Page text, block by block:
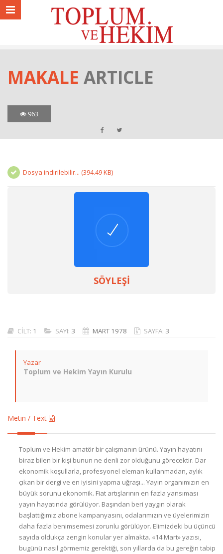
MAKALE ARTICLE
963
Dosya indirilebilir... (394.49 KB)
SÖYLEŞİ
CİLT: 1 SAYI: 3 MART 1978 SAYFA: 3
Yazar
Toplum ve Hekim Yayın Kurulu
Metin / Text
Toplum ve Hekim amatör bir çalışmanın ürünü. Yayın hayatını
biraz bilen bir kişi bunun ne denli zor olduğunu görecektir. Dar
ekonomik koşullarla, profesyonel eleman kullanmadan, aylık
çıkan bir dergi ve en iyisini yapma uğraşı... Yayın organımızın en
büyük sorunu ekonomik. Fiat artışlarının en fazla yansıması
yayın hayatında görülüyor. Başından beri yaygın olarak
başlattığımız abone kampanyasını, odalarımızın ve üyelerimizin
daha fazla benimsemesi zorunlu görülüyor. Elimizdeki bu üçüncü
sayıda oldukça zengin konular yer almakta. «14 Mart» yazısı,
bugünü nasıl görmemiz gerektiği, son yıllarda da bu gereğin tabip